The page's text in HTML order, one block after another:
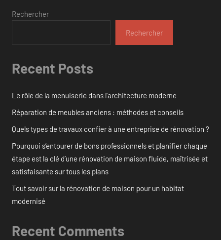
Rechercher
Rechercher
Recent Posts
Le rôle de la menuiserie dans l’architecture moderne
Réparation de meubles anciens : méthodes et conseils
Quels types de travaux confier à une entreprise de rénovation ?
Pourquoi s’entourer de bons professionnels et planifier chaque
étape est la clé d’une rénovation de maison fluide, maîtrisée et
satisfaisante sur tous les plans
Tout savoir sur la rénovation de maison pour un habitat
modernisé
Recent Comments